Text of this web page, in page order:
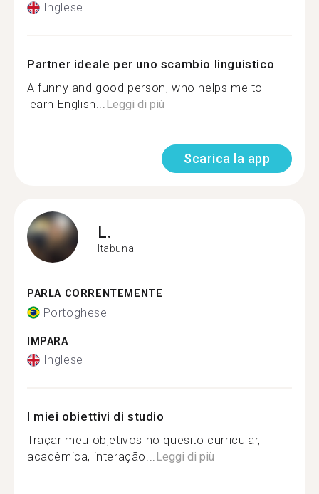
Inglese
Partner ideale per uno scambio linguistico
A funny and good person, who helps me to
learn English...Leggi di più
Scarica la app
L.
Itabuna
PARLA CORRENTEMENTE
Portoghese
IMPARA
Inglese
I miei obiettivi di studio
Traçar meu objetivos no quesito curricular,
acadêmica, interação...Leggi di più